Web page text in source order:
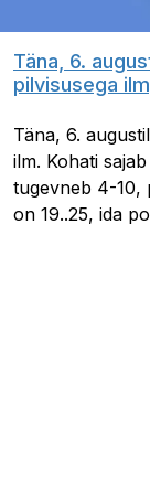
Täna, 6.
pilvisusega
Täna, 6.
ilm. Kohati
tugevneb 4-10,
on 19..25, ida